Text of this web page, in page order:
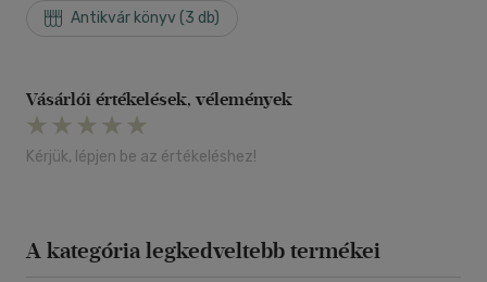
Antikvár könyv (3 db)
Vásárlói értékelések, vélemények
Kérjük, lépjen be az értékeléshez!
A kategória legkedveltebb termékei